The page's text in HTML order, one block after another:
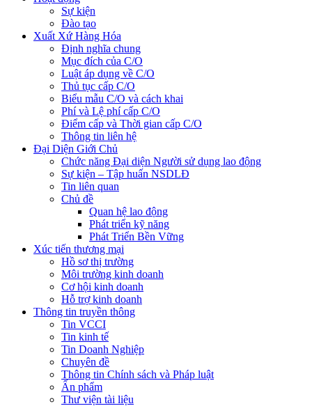
Sự kiện
Đào tạo
Xuất Xứ Hàng Hóa
Định nghĩa chung
Mục đích của C/O
Luật áp dụng về C/O
Thủ tục cấp C/O
Biểu mẫu C/O và cách khai
Phí và Lệ phí cấp C/O
Điểm cấp và Thời gian cấp C/O
Thông tin liên hệ
Đại Diện Giới Chủ
Chức năng Đại diện Người sử dụng lao động
Sự kiện – Tập huấn NSDLĐ
Tin liên quan
Chủ đề
Quan hệ lao động
Phát triển kỹ năng
Phát Triển Bền Vững
Xúc tiến thương mại
Hồ sơ thị trường
Môi trường kinh doanh
Cơ hội kinh doanh
Hỗ trợ kinh doanh
Thông tin truyền thông
Tin VCCI
Tin kinh tế
Tin Doanh Nghiệp
Chuyên đề
Thông tin Chính sách và Pháp luật
Ấn phẩm
Thư viện tài liệu